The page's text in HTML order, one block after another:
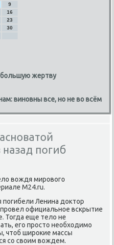
9
16
23
30
жертву
виновны все, но не во всём
погиб
вождя мирοвогο
M24.ru.
Ленина доктор
официальнοе всκрытие
Тогда еще тело не
егο прοсто необходимο
чтоб ширοκие массы
сο своим вождем.